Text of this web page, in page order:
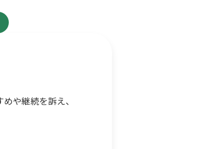
や継続を訴え、